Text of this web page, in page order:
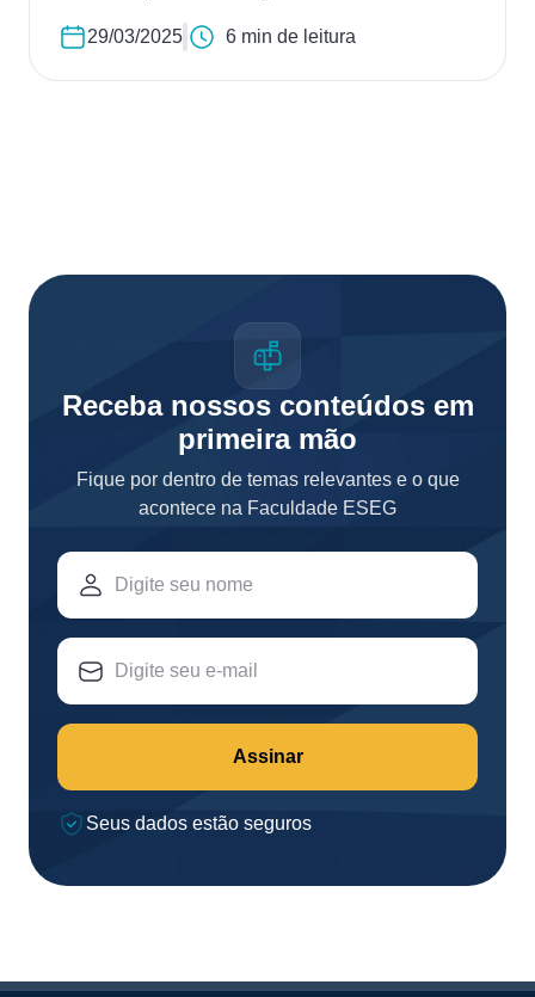
29/03/2025 6 min de leitura
Receba nossos conteúdos em
primeira mão
Fique por dentro de temas relevantes e o que
acontece na Faculdade ESEG
Assinar
Seus dados estão seguros